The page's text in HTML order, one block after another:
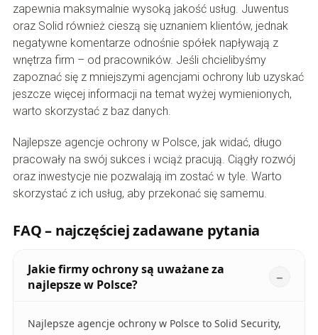
zapewnia maksymalnie wysoką jakość usług. Juwentus
oraz Solid również cieszą się uznaniem klientów, jednak
negatywne komentarze odnośnie spółek napływają z
wnętrza firm – od pracowników. Jeśli chcielibyśmy
zapoznać się z mniejszymi agencjami ochrony lub uzyskać
jeszcze więcej informacji na temat wyżej wymienionych,
warto skorzystać z baz danych.
Najlepsze agencje ochrony w Polsce, jak widać, długo
pracowały na swój sukces i wciąż pracują. Ciągły rozwój
oraz inwestycje nie pozwalają im zostać w tyle. Warto
skorzystać z ich usług, aby przekonać się samemu.
FAQ – najczęściej zadawane pytania
Jakie firmy ochrony są uważane za
najlepsze w Polsce?
Najlepsze agencje ochrony w Polsce to Solid Security,